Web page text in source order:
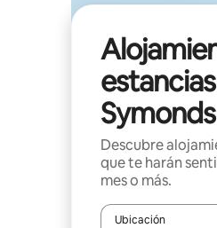
Descubre
que te harán
mes o más.
Ubicación